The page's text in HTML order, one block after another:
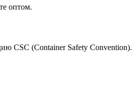
оптом.
CSC (Container Safety Convention).